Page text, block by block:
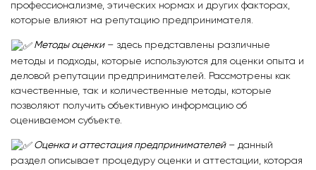
профессионализме, этических нормах и других факторах,
которые влияют на репутацию предпринимателя.
Методы оценки– здесь представлены различные
методы и подходы, которые используются для оценки опыта и
деловой репутации предпринимателей. Рассмотрены как
качественные, так и количественные методы, которые
позволяют получить объективную информацию об
оцениваемом субъекте.
Оценка и аттестация предпринимателей– данный
раздел описывает процедуру оценки и аттестации, которая